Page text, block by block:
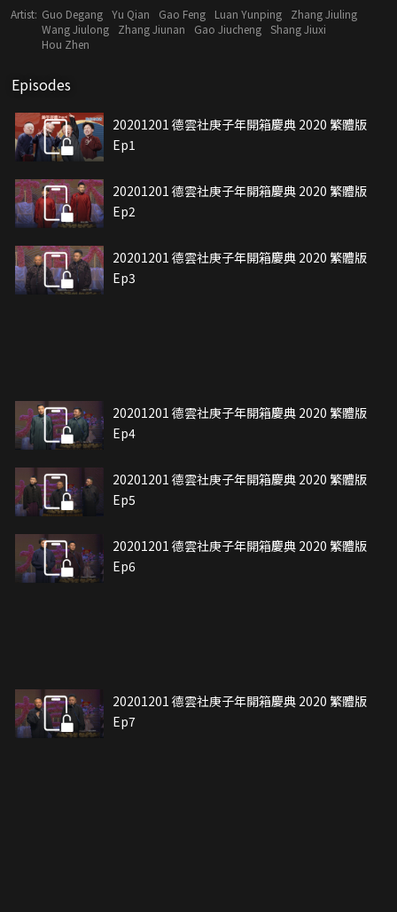
注！
Artist: Guo Degang Yu Qian Gao Feng Luan Yunping
Zhang Jiuling
Wang Jiulong
Zhang Jiunan Gao Jiucheng Shang Jiuxi
Hou Zhen
Episodes
20201201 德雲社庚子年開箱慶典 2020 繁體版
Ep1
20201201 德雲社庚子年開箱慶典 2020 繁體版
Ep2
20201201 德雲社庚子年開箱慶典 2020 繁體版
Ep3
20201201 德雲社庚子年開箱慶典 2020 繁體版
Ep4
20201201 德雲社庚子年開箱慶典 2020 繁體版
Ep5
20201201 德雲社庚子年開箱慶典 2020 繁體版
Ep6
20201201 德雲社庚子年開箱慶典 2020 繁體版
Ep7